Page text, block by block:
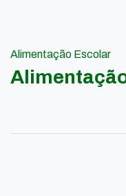
Alimentação Escolar